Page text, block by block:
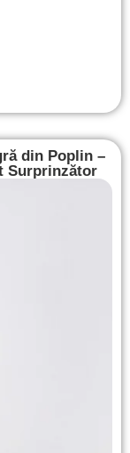
din Poplin –
Surprinzător